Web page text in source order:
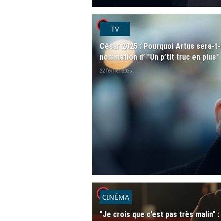
player2TV
César 2025 : Pourquoi Artus sera-
nomination d’ "Un p’tit truc en plus"
22 février 2025
player2
CINÉMA
"Je crois que c’est pas très malin"